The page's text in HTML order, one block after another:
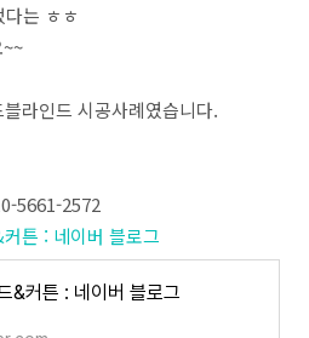
는 ㅎㅎ
라인드 시공사례였습니다.
5661-2572
튼 : 네이버 블로그
&커튼 : 네이버 블로그